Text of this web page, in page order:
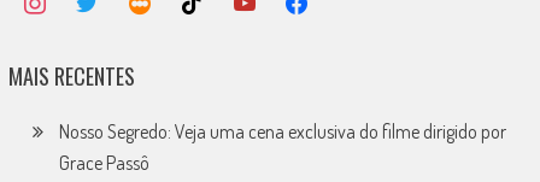
MAIS RECENTES
Nosso Segredo: Veja uma cena exclusiva do filme dirigido por
Grace Passô